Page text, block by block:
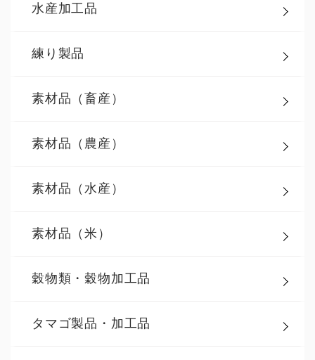
水産加工品
練り製品
素材品（畜産）
素材品（農産）
素材品（水産）
素材品（米）
穀物類・穀物加工品
タマゴ製品・加工品